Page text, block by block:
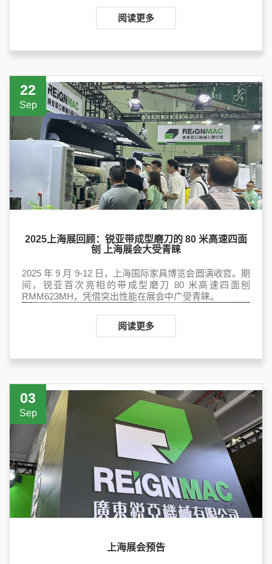
✔ 50 米 / 分高速送料：效率在线，多
接单不耽误
✔ 外支撑轴承：运行更平稳，加工精度
有保障
✔ 在线自动平磨刀：省心省力，有质量
且有效益
✔ 全能适配：平面、格栅板、楼梯扶手
都能 hold 住
阅读更多
2025上海展回顾：锐亚带成型磨刀的 80 米高速四面
刨 上海展会大受青睐
2025 年 9 月 9-12 日，上海国际家具博览会圆满收官。期
间，锐亚首次亮相的带成型磨刀 80 米高速四面刨
RMM623MH，凭借突出性能在展会中广受青睐。
阅读更多
22
Sep
上海展会预告
03
Sep